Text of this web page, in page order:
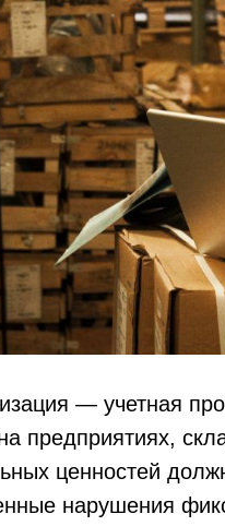
— учетная
предприятиях,
ценностей
нарушения